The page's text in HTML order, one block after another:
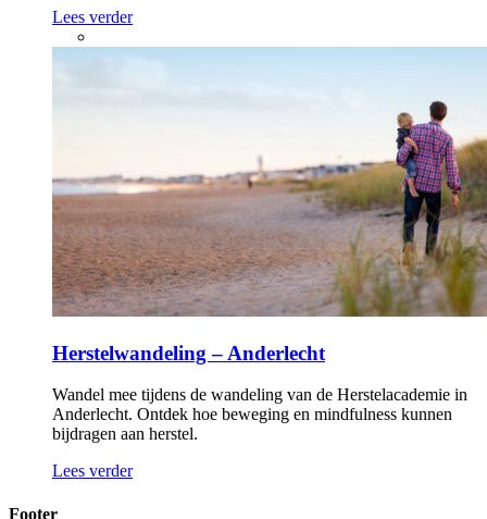
Lees verder
Herstelwandeling – Anderlecht
Wandel mee tijdens de wandeling van de Herstelacademie in
Anderlecht. Ontdek hoe beweging en mindfulness kunnen
bijdragen aan herstel.
Lees verder
Footer